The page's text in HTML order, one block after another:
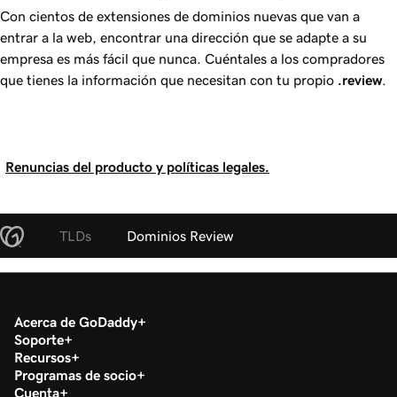
Con cientos de extensiones de dominios nuevas que van a
entrar a la web, encontrar una dirección que se adapte a su
empresa es más fácil que nunca. Cuéntales a los compradores
que tienes la información que necesitan con tu propio .review.
Renuncias del producto y políticas legales.
TLDs Dominios Review
Acerca de GoDaddy
Soporte
Recursos
Programas de socio
Cuenta